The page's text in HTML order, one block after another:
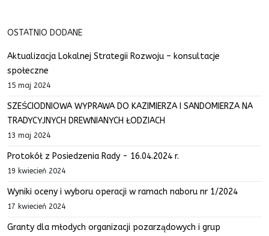
OSTATNIO DODANE
Aktualizacja Lokalnej Strategii Rozwoju – konsultacje
społeczne
15 maj 2024
SZEŚCIODNIOWA WYPRAWA DO KAZIMIERZA I SANDOMIERZA NA
TRADYCYJNYCH DREWNIANYCH ŁODZIACH
13 maj 2024
Protokół z Posiedzenia Rady - 16.04.2024 r.
19 kwiecień 2024
Wyniki oceny i wyboru operacji w ramach naboru nr 1/2024
17 kwiecień 2024
Granty dla młodych organizacji pozarządowych i grup